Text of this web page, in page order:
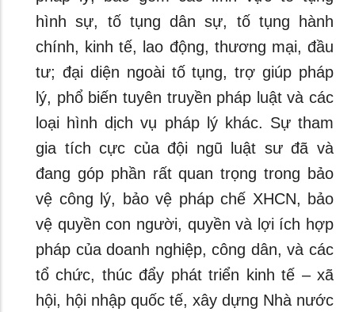
hình sự, tố tụng dân sự, tố tụng hành
chính, kinh tế, lao động, thương mại, đầu
tư; đại diện ngoài tố tụng, trợ giúp pháp
lý, phổ biến tuyên truyền pháp luật và các
loại hình dịch vụ pháp lý khác. Sự tham
gia tích cực của đội ngũ luật sư đã và
đang góp phần rất quan trọng trong bảo
vệ công lý, bảo vệ pháp chế XHCN, bảo
vệ quyền con người, quyền và lợi ích hợp
pháp của doanh nghiệp, công dân, và các
tổ chức, thúc đẩy phát triển kinh tế – xã
hội, hội nhập quốc tế, xây dựng Nhà nước